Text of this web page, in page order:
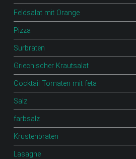
Feldsalat mit Orange
Pizza
Surbraten
Griechischer Krautsalat
Cocktail Tomaten mit feta
Salz
farbsalz
Krustenbraten
Lasagne